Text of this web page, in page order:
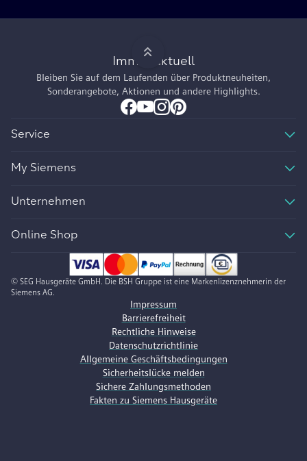
Immer aktuell
Bleiben Sie auf dem Laufenden über Produktneuheiten,
Sonderangebote, Aktionen und andere Highlights.
Service
My Siemens
Unternehmen
Online Shop
© SEG Hausgeräte GmbH. Die BSH Gruppe ist eine Markenlizenznehmerin der
Siemens AG.
Impressum
Barrierefreiheit
Rechtliche Hinweise
Datenschutzrichtlinie
Allgemeine Geschäftsbedingungen
Sicherheitslücke melden
Sichere Zahlungsmethoden
Fakten zu Siemens Hausgeräte